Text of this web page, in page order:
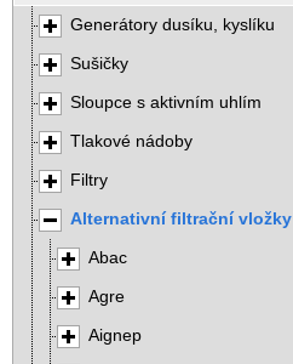
Generátory dusíku, kyslíku
Sušičky
Sloupce s aktivním uhlím
Tlakové nádoby
Filtry
Alternativní filtrační vložky
Abac
Agre
Aignep